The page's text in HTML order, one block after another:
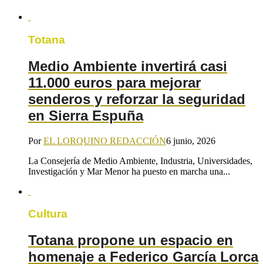
Totana
Medio Ambiente invertirá casi
11.000 euros para mejorar
senderos y reforzar la seguridad
en Sierra Espuña
PorEL LORQUINO REDACCIÓN6 junio, 2026
La Consejería de Medio Ambiente, Industria, Universidades,
Investigación y Mar Menor ha puesto en marcha una...
Cultura
Totana propone un espacio en
homenaje a Federico García Lorca